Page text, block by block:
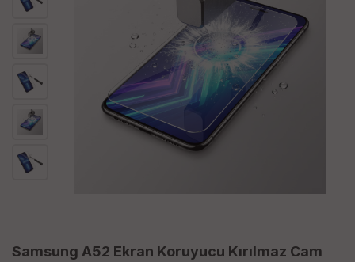
Samsung A52 Ekran Koruyucu Kırılmaz Cam